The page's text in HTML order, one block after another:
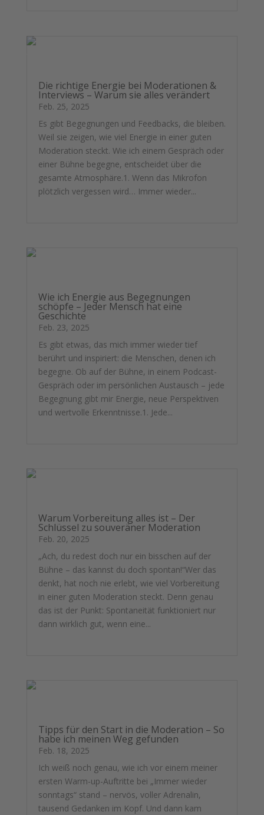
Die richtige Energie bei Moderationen &
Interviews – Warum sie alles verändert
Feb. 25, 2025
Es gibt Begegnungen und Feedbacks, die bleiben.
Weil sie zeigen, wie viel Energie in einer guten
Moderation steckt. Wie ich einem Gespräch oder
einer Bühne begegne, entscheidet über die
gesamte Atmosphäre.1. Wenn das Mikrofon
plötzlich vergessen wird… Immer wieder...
Wie ich Energie aus Begegnungen
schöpfe – Jeder Mensch hat eine
Geschichte
Feb. 23, 2025
Es gibt etwas, das mich immer wieder tief
berührt und inspiriert: die Menschen, denen ich
begegne. Ob auf der Bühne, in einem Podcast-
Gespräch oder im persönlichen Austausch – jede
Begegnung gibt mir Energie, neue Perspektiven
und wertvolle Erkenntnisse.1. Jede...
Warum Vorbereitung alles ist – Der
Schlüssel zu souveräner Moderation
Feb. 20, 2025
„Ach, du redest doch nur ein bisschen auf der
Bühne – das kannst du doch spontan!“Wer das
denkt, hat noch nie erlebt, wie viel Vorbereitung
in einer guten Moderation steckt. Denn genau
das ist der Punkt: Spontaneität funktioniert nur
dann wirklich gut, wenn eine...
Tipps für den Start in die Moderation – So
habe ich meinen Weg gefunden
Feb. 18, 2025
Ich weiß noch genau, wie ich vor einem meiner
ersten Warm-up-Auftritte bei „Immer wieder
sonntags“ stand – nervös, voller Adrenalin,
tausend Gedanken im Kopf. Und dann kam